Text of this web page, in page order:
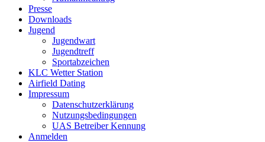
Presse
Downloads
Jugend
Jugendwart
Jugendtreff
Sportabzeichen
KLC Wetter Station
Airfield Dating
Impressum
Datenschutzerklärung
Nutzungsbedingungen
UAS Betreiber Kennung
Anmelden